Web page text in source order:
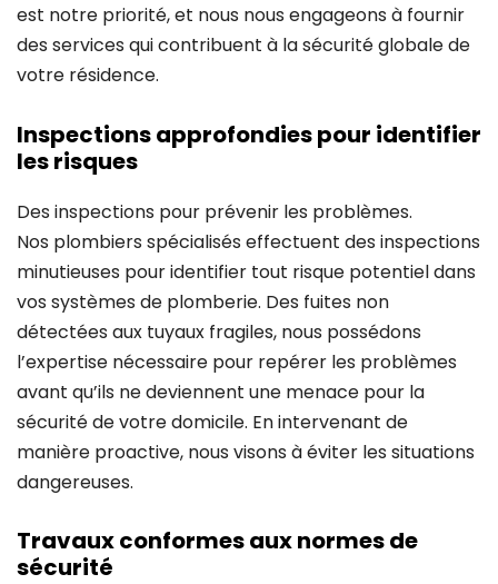
est notre priorité, et nous nous engageons à fournir
des services qui contribuent à la sécurité globale de
votre résidence.
Inspections approfondies pour identifier
les risques
Des inspections pour prévenir les problèmes.
Nos plombiers spécialisés effectuent des inspections
minutieuses pour identifier tout risque potentiel dans
vos systèmes de plomberie. Des fuites non
détectées aux tuyaux fragiles, nous possédons
l’expertise nécessaire pour repérer les problèmes
avant qu’ils ne deviennent une menace pour la
sécurité de votre domicile. En intervenant de
manière proactive, nous visons à éviter les situations
dangereuses.
Travaux conformes aux normes de
sécurité